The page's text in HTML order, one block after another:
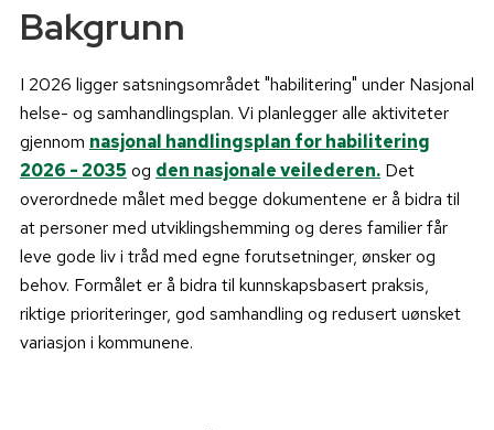
Bakgrunn
I 2026 ligger satsningsområdet "habilitering" under Nasjonal
helse- og samhandlingsplan. Vi planlegger alle aktiviteter
gjennom nasjonal handlingsplan for habilitering
2026 - 2035 og den nasjonale veilederen. Det
overordnede målet med begge dokumentene er å bidra til
at personer med utviklingshemming og deres familier får
leve gode liv i tråd med egne forutsetninger, ønsker og
behov. Formålet er å bidra til kunnskapsbasert praksis,
riktige prioriteringer, god samhandling og redusert uønsket
variasjon i kommunene.